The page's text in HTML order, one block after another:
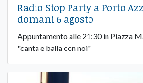
Radio Stop Party a Porto
domani 6 agosto
Appuntamento alle 21:30 in Piazza
"canta e balla con noi"